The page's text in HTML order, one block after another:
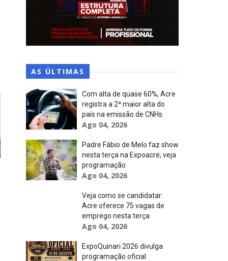
AS ÚLTIMAS
Com alta de quase 60%, Acre
registra a 2ª maior alta do
país na emissão de CNHs
Ago 04, 2026
Padre Fábio de Melo faz show
nesta terça na Expoacre; veja
programação
Ago 04, 2026
Veja como se candidatar:
Acre oferece 75 vagas de
emprego nesta terça
Ago 04, 2026
ExpoQuinari 2026 divulga
programação oficial